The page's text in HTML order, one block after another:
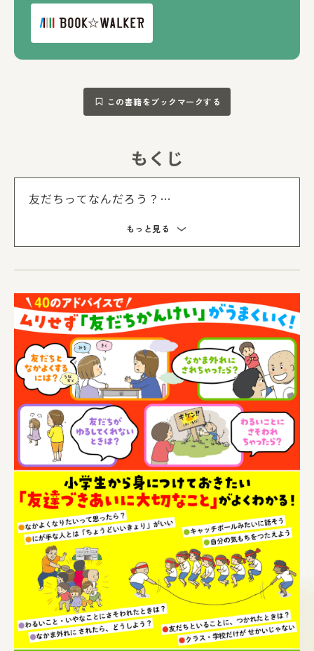
この書籍をブックマークする
もくじ
友だちってなんだろう？
友だちとのトラブル…どうする？
保護者の方へ
もっと見る